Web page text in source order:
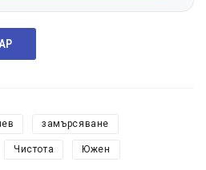
замърсяване
Чистота Южен